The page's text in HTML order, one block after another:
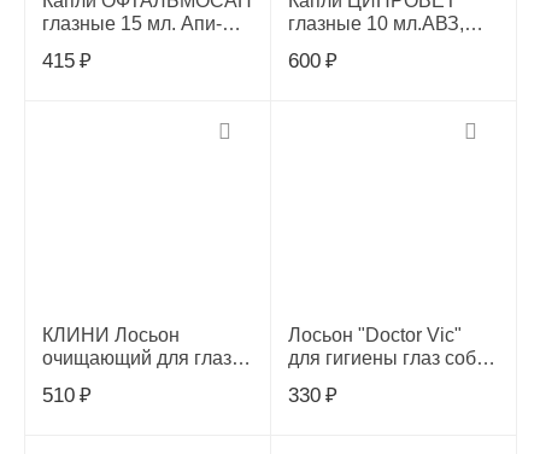
глазные 15 мл. Апи-
415 ₽
глазные 10 мл.АВЗ,
600 ₽
КЛИНИ Лосьон
очищающий для глаз
510 ₽
Лосьон "Doctor Vic"
для гигиены глаз соб. и
330 ₽